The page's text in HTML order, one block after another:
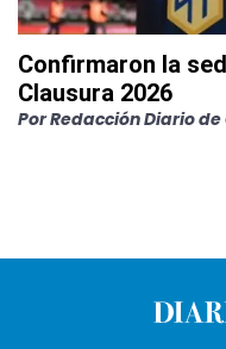
Confirmaron la
Clausura 2026
PorRedacción Diario de